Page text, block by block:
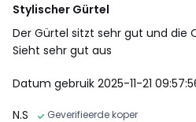
Stylischer Gürtel
Der Gürtel sitzt sehr gut und die
Sieht sehr gut aus
Datum gebruik 2025-11-21
N.S
Geverifieerde koper